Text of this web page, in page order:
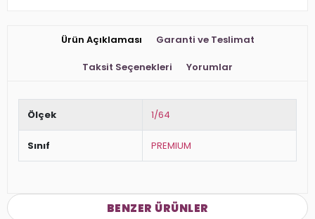
Ürün Açıklaması Garanti ve Teslimat
Taksit Seçenekleri Yorumlar
Ölçek 1/64
Sınıf PREMIUM
BENZER ÜRÜNLER